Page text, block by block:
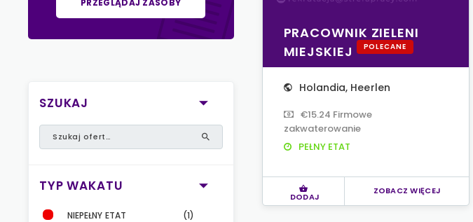
PRZEGLĄDAJ ZASOBY
SZUKAJ
TYP WAKATU
NIEPEŁNY ETAT
(1)
PRACOWNIK ZIELENI
MIEJSKIEJ
POLECANE
Holandia, Heerlen
€15.24 Firmowe
zakwaterowanie
PEŁNY ETAT
DODAJ
ZOBACZ WIĘCEJ